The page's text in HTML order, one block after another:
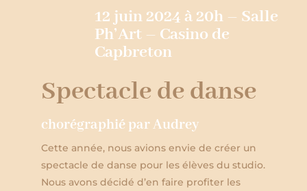
12 juin 2024 à 20h – Salle
Ph’Art – Casino de
Capbreton
Spectacle de danse
chorégraphié par Audrey
Cette année, nous avions envie de créer un
spectacle de danse pour les élèves du studio.
Nous avons décidé d’en faire profiter les